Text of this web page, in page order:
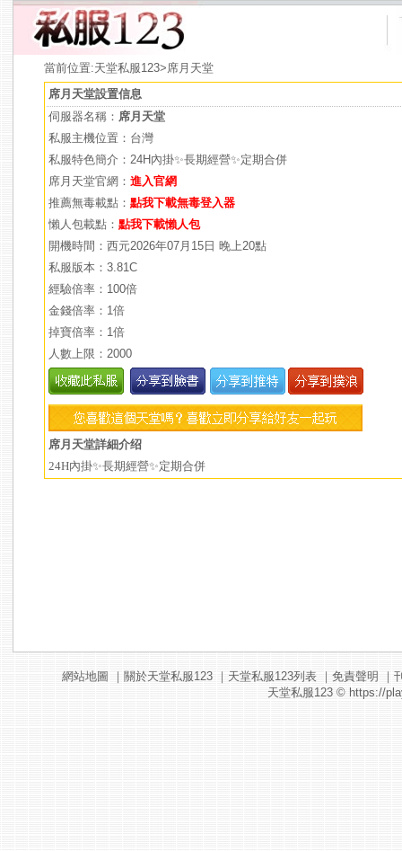
當前位置:天堂私服123>席月天堂
席月天堂設置信息
伺服器名稱： 席月天堂
私服主機位置：台灣
私服特色簡介：24H內掛✨長期經營✨定期合併
席月天堂官網： 進入官網
推薦無毒載點： 點我下載無毒登入器
懶人包載點： 點我下載懶人包
開機時間：西元2026年07月15日 晚上20點
私服版本：3.81C
經驗倍率：100倍
金錢倍率：1倍
掉寶倍率：1倍
人數上限：2000
席月天堂詳細介绍
24H內掛✨長期經營✨定期合併
網站地圖 ｜ 關於天堂私服123｜ 天堂私服123列表｜ 免責聲明 ｜
天堂私服123© https://